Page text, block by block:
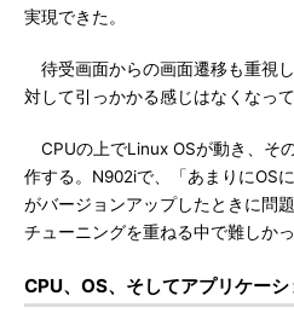
実現できた。
待受画面からの画面遷移も重視
対して引っかかる感じはなくなって
CPUの上でLinux OSが動き、そ
作する。N902iで、「あまりにOS
がバージョンアップしたときに問
チューニングを重ねる中で難しかっ
CPU、OS、そしてアプリケーシ